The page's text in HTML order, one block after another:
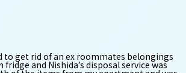
to get rid of an ex roommates belongings
and Nishida’s disposal service was